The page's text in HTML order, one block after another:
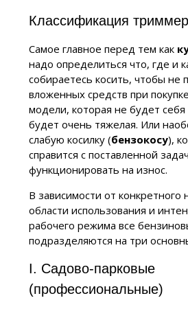
Классификация
Самое главное перед тем как
надо определиться что, где и
собираетесь косить, чтобы не
вложенных средств при
модели, которая не будет
будет очень тяжелая. Или
слабую косилку (бензокосу),
справится с поставленной
функционировать на износ.
В зависимости от конкретного
области использования и
рабочего режима все
подразделяются на три
I. Садово-парковые
(профессиональные)